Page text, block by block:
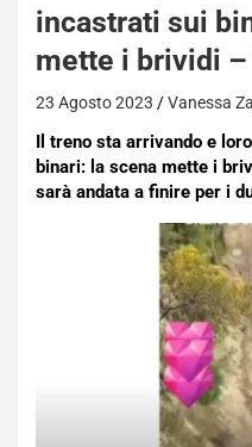
incastrati sui
mette i brividi –
23 Agosto 2023 Vanessa
Il treno sta arrivando e
binari: la scena mette i
sarà andata a finire per i